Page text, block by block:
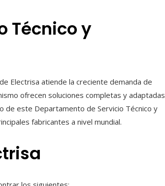
Técnico y
Electrisa atiende la creciente demanda de
ofrecen soluciones completas y adaptadas
de este Departamento de Servicio Técnico y
fabricantes a nivel mundial.